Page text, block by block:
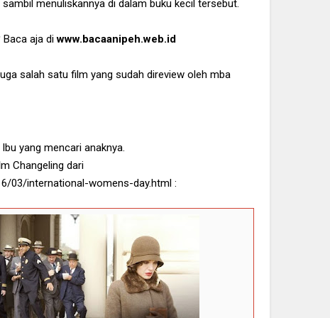
menuliskannya di dalam buku kecil tersebut.
Baca aja diwww.bacaanipeh.web.id
salah satu film yang sudah direview oleh mba
yang mencari anaknya.
Changeling dari
03/international-womens-day.html :